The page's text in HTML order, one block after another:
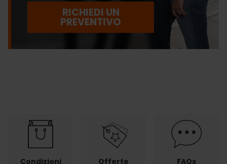
RICHIEDI UN
PREVENTIVO
Condizioni Offerte FAQs